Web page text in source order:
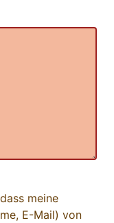
meine
E-Mail) von